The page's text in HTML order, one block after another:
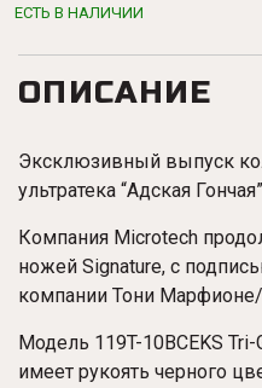
ЕСТЬ В НАЛИЧИИ
ОПИСАНИЕ
Эксклюзивный выпуск
ультратека “Адская
Компания Microtech
ножей Signature, с
компании Тони
Модель 119T-10BCEKS Tri-
имеет рукоять черного